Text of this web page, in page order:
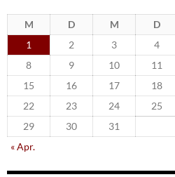
M D M D
1
2 3 4
8
9 10 11
15
16 17 18
22
23 24 25
29
30
31
« Apr.